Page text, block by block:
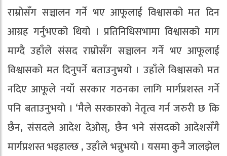
राम्रोसँग सञ्चालन गर्ने भए आफूलाई विश्वासको मत दिन
आग्रह गर्नुभएको थियो । प्रतिनिधिसभामा विश्वासको माग
माग्दै उहाँले संसद राम्रोसँग सञ्चालन गर्ने भए आफूलाई
विश्वासको मत दिनुपर्ने बताउनुभयो । उहाँले विश्वासको मत
नदिए आफूले नयाँ सरकार गठनका लागि मार्गप्रशस्त गर्ने
पनि बताउनुभयो । ‘मैले सरकारको नेतृत्व गर्न जरुरी छ कि
छैन, संसदले आदेश देओस्, छैन भने संसदको आदेशसँगै
मार्गप्रशस्त भइहाल्छ , उहाँले भन्नुभयो । यसमा कुनै जालझेल